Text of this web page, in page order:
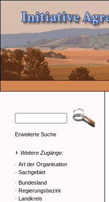
Erweiterte Suche
Weitere Zugänge:
· Art der Organisation
· Sachgebiet
· Bundesland
· Regierungsbezirk
· Landkreis